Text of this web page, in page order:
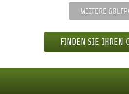
WEITERE
FINDEN SIE IHREN